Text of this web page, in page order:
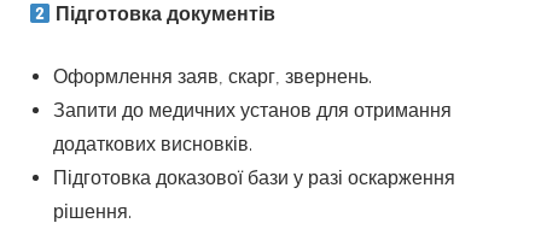
Підготовка документів
Оформлення заяв, скарг, звернень.
Запити до медичних установ для отримання
додаткових висновків.
Підготовка доказової бази у разі оскарження
рішення.